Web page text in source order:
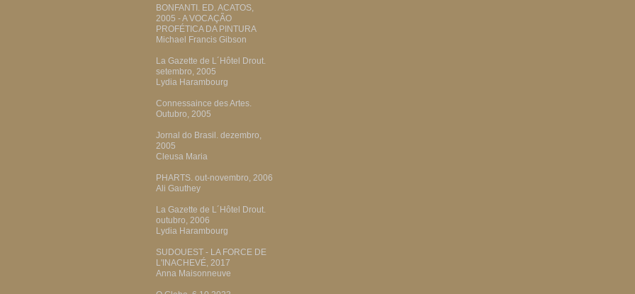
BONFANTI. ED. ACATOS,
2005 - A VOCAÇÃO
PROFÉTICA DA PINTURA
Michael Francis Gibson
La Gazette de L´Hôtel Drout.
setembro, 2005
Lydia Harambourg
Connessaince des Artes.
Outubro, 2005
Jornal do Brasil. dezembro,
2005
Cleusa Maria
PHARTS. out-novembro, 2006
Ali Gauthey
La Gazette de L´Hôtel Drout.
outubro, 2006
Lydia Harambourg
SUDOUEST - LA FORCE DE
L'INACHEVÉ, 2017
Anna Maisonneuve